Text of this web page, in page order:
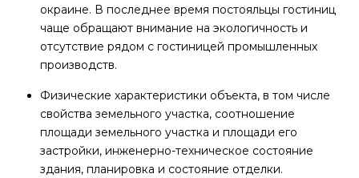
окраине. В последнее время постояльцы гостиниц
чаще обращают внимание на экологичность и
отсутствие рядом с гостиницей промышленных
производств.
Физические характеристики объекта, в том числе
свойства земельного участка, соотношение
площади земельного участка и площади его
застройки, инженерно-техническое состояние
здания, планировка и состояние отделки.